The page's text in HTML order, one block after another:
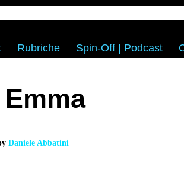
Rubriche Spin-Off | Podcast
Daniele Abbatini